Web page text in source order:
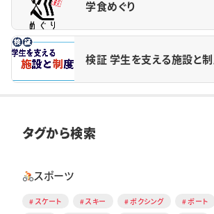
学食めぐり
検証 学生を支える施設と
タグから検索
スポーツ
スケート スキー ボクシング ボート